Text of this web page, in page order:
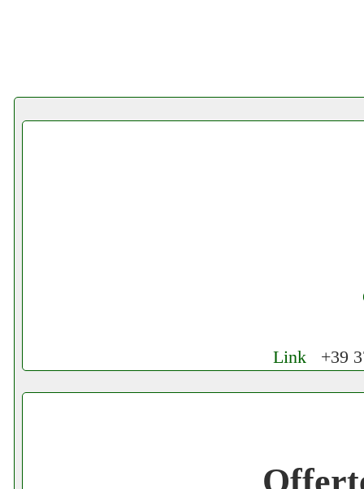
Cerchiamo Collaboratori per Lavoro nel
Link+39